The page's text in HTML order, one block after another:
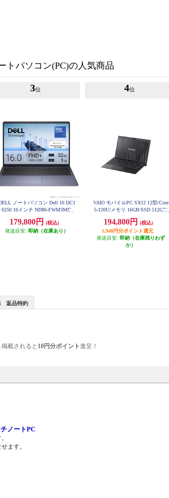
トパソコン(PC)の人気商品
3位
ノートパソコン Dell 16 DC1
6250 16インチ ND86-FWM3MD
179,800円
(税込)
発送目安: 即納（在庫あり）
4位
VAIO モバイルPC SX12 12型/Core
5-120U/メモリ 16GB/SSD 512GB/
インブラック VJS12795101B
194,800円
(税込)
1,948円分ポイント還元
発送目安: 即納（在庫残りわず
か）
返品特約
載されると 10円分ポイント進呈！
ノートPC
ます。